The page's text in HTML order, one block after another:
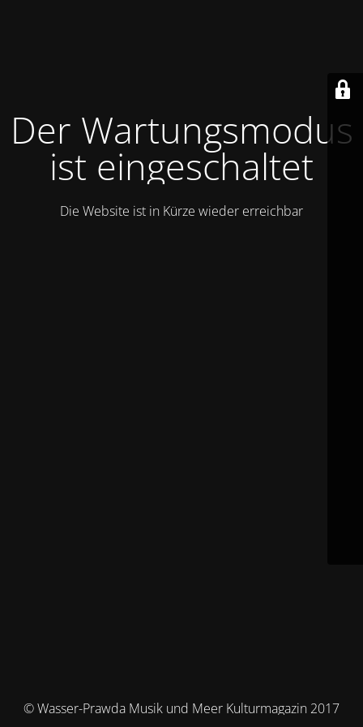
Der Wartungsmodus
ist eingeschaltet
Die Website ist in Kürze wieder erreichbar
© Wasser-Prawda Musik und Meer Kulturmagazin 2017